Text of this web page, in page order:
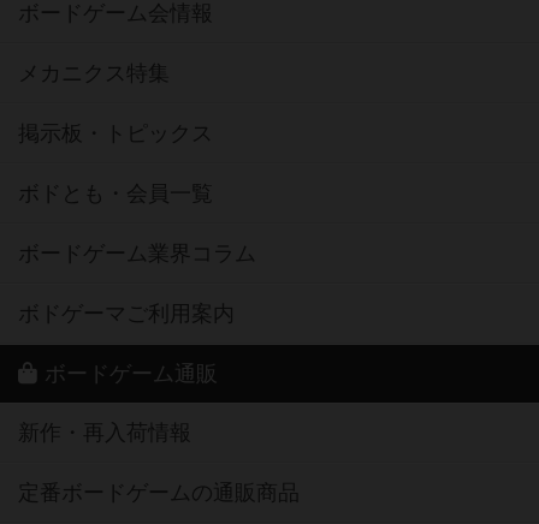
ボードゲーム会情報
メカニクス特集
掲示板・トピックス
ボドとも・会員一覧
ボードゲーム業界コラム
ボドゲーマご利用案内
ボードゲーム通販
新作・再入荷情報
定番ボードゲームの通販商品